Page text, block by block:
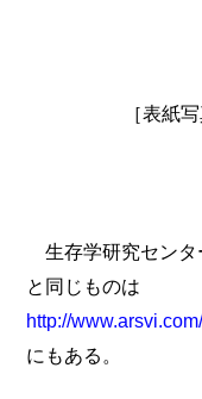
［表紙
生存学研究センタ
と同じものは
http://
にもある。